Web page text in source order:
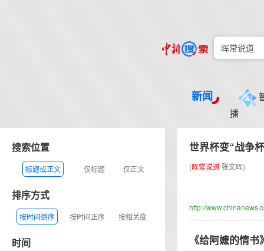
新闻
播
搜索位置
标题或正文 仅标题 仅正文
排序方式
按时间倒序 按时间正序 按相关度
时间
世界杯变“战争
(晖常说道 张文晖)
http://
《给阿嬷的情